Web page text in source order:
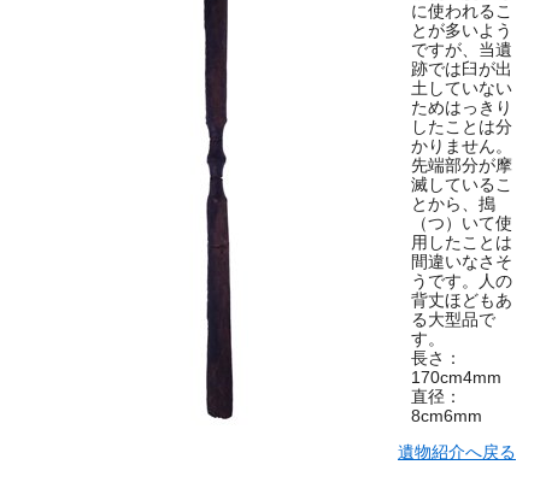
に使われるこ
とが多いよう
ですが、当遺
跡では臼が出
土していない
ためはっきり
したことは分
かりません。
先端部分が摩
滅しているこ
とから、搗
（つ）いて使
用したことは
間違いなさそ
うです。人の
背丈ほどもあ
る大型品で
す。
長さ：
170cm4mm
直径：
8cm6mm
遺物紹介へ戻る